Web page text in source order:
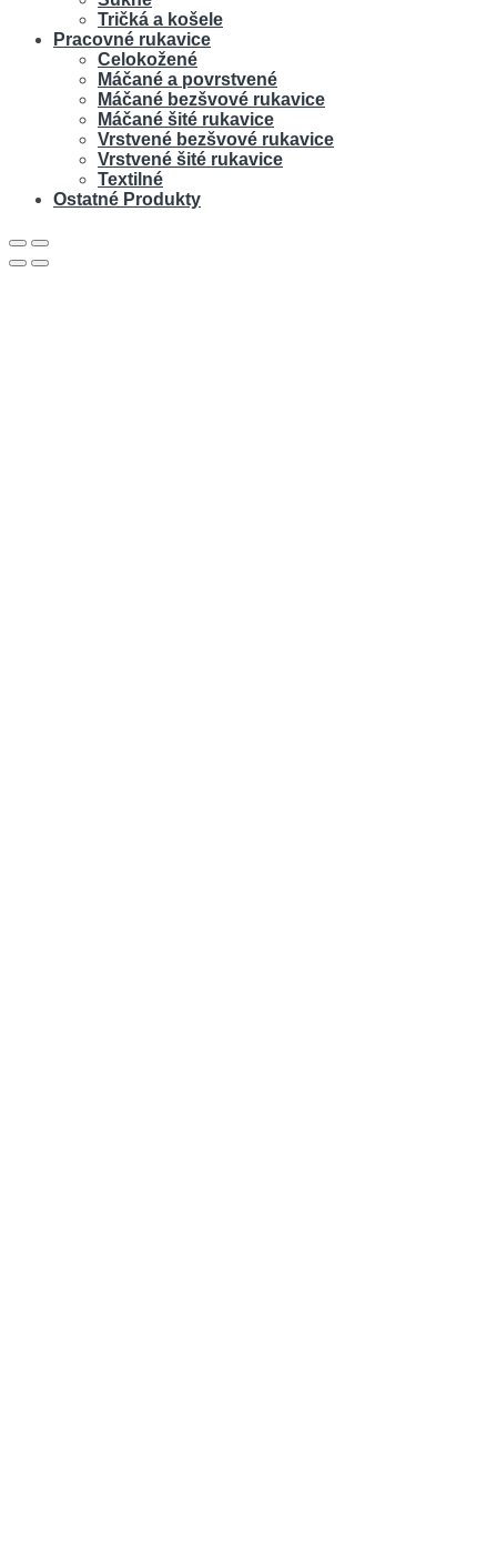
Tričká a košele
Pracovné rukavice
Celokožené
Máčané a povrstvené
Máčané bezšvové rukavice
Máčané šité rukavice
Vrstvené bezšvové rukavice
Vrstvené šité rukavice
Textilné
Ostatné Produkty